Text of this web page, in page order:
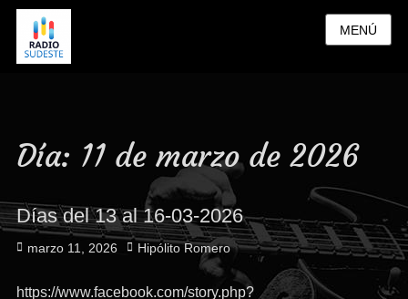
MENÚ
Día: 11 de marzo de 2026
Días del 13 al 16-03-2026
Publicado
marzo 11, 2026 Autor
Hipólito Romero
https://www.facebook.com/story.php?